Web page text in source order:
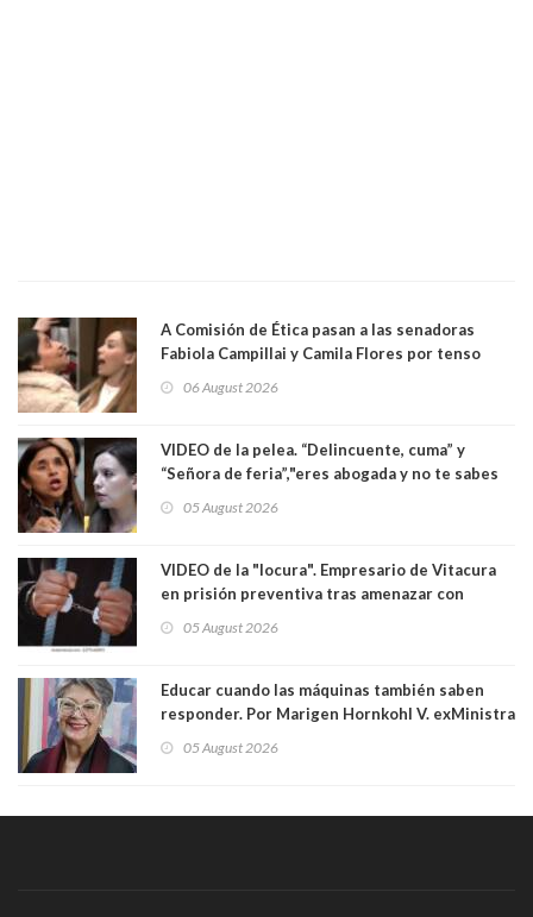
A Comisión de Ética pasan a las senadoras
Fabiola Campillai y Camila Flores por tenso
06 August 2026
VIDEO de la pelea. “Delincuente, cuma” y
“Señora de feria”,"eres abogada y no te sabes
senadoras Camila Flores y Fabiola Campillai en
05 August 2026
VIDEO de la "locura". Empresario de Vitacura
en prisión preventiva tras amenazar con
Los persiguió en potente camioneta
05 August 2026
Educar cuando las máquinas también saben
responder. Por Marigen Hornkohl V. exMinistra
05 August 2026